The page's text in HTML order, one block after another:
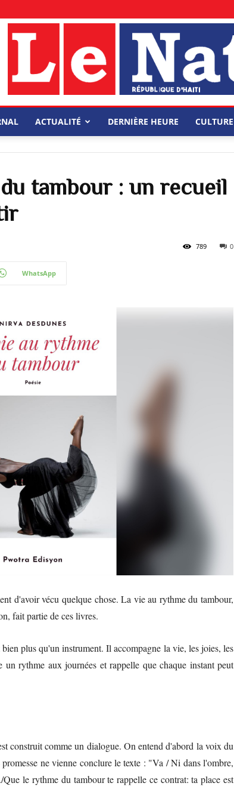
ACTUALITÉ DERNIÈRE HEURE CULTURE
tambour : un recueil
0
789
WhatsApp
d'avoir vécu quelque chose. La vie au rythme du tambour,
fait partie de ces livres.
plus qu'un instrument. Il accompagne la vie, les joies, les
rythme aux journées et rappelle que chaque instant peut
construit comme un dialogue. On entend d'abord la voix du
ne vienne conclure le texte : "Va / Ni dans l'ombre,
le rythme du tambour te rappelle ce contrat: ta place est